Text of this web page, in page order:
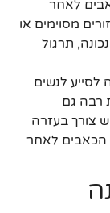
לאחר
מסוימים או
תרגול
לסייע לנשים
רבה גם
צורך בעזרה
הכאבים לאחר